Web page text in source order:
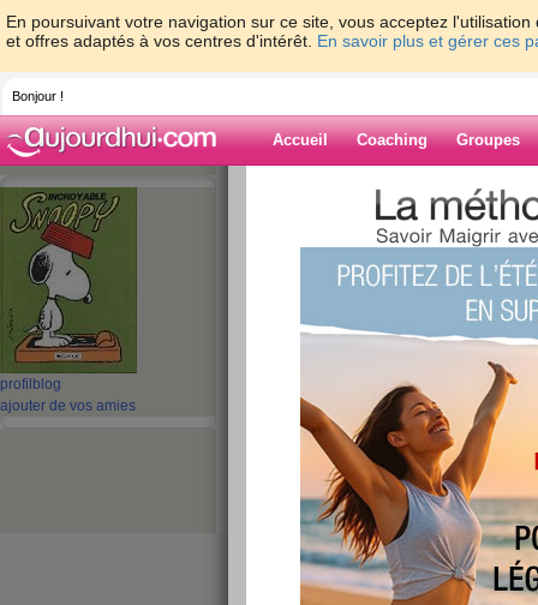
En poursuivant votre navigation sur ce site, vous acceptez
et offres adaptés à vos centres d'intérêt. En savoir plus et gérer ces
Bonjour !
Accueil Coaching Groupes
profil blog
ajouter de vos amies
>
Blog de
21 - 30 31 - 40 41 - 41 »
‹ Préc. 21 22 23 24 25
Efforts à
publié le 26/05/2009 à 09:02